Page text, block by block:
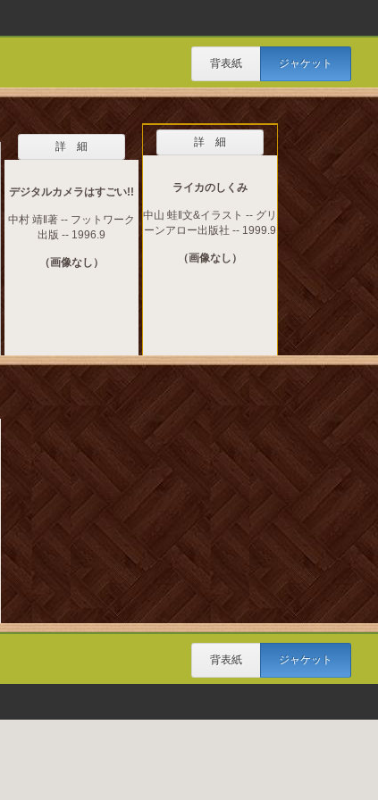
背表紙 ジャケット
詳 細
デジタルカメラはすごい!!
中村 靖‖著 -- フットワーク
出版 -- 1996.9
（画像なし）
詳 細
ライカのしくみ
中山 蛙‖文&イラスト -- グリ
ーンアロー出版社 -- 1999.9
（画像なし）
背表紙 ジャケット